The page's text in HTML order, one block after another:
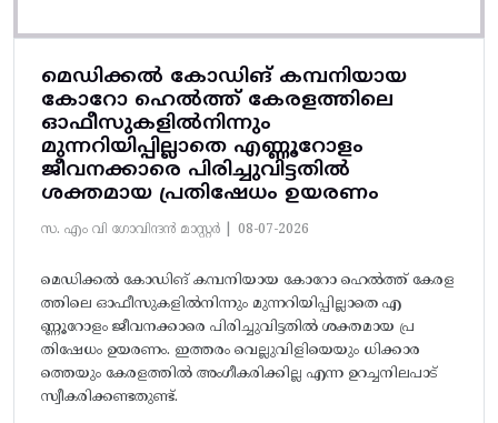
മെഡിക്കൽ കോഡിങ് കമ്പനിയായ
കോറോ ഹെൽത്ത് കേരളത്തിലെ
ഓഫീസുകളിൽനിന്നും
മുന്നറിയിപ്പില്ലാതെ എണ്ണൂറോളം
ജീവനക്കാരെ പിരിച്ചുവിട്ടതിൽ‌
ശക്തമായ പ്രതിഷേധം ഉയരണം
സ. എം വി ഗോവിന്ദൻ മാസ്റ്റർ | 08-07-2026
മെഡിക്കൽ കോഡിങ് കമ്പനിയായ കോറോ ഹെൽത്ത് കേരള
ത്തിലെ ഓഫീസുകളിൽനിന്നും മുന്നറിയിപ്പില്ലാതെ എ
ണ്ണൂറോളം ജീവനക്കാരെ പിരിച്ചുവിട്ടതിൽ‌ ശക്തമായ പ്ര
തിഷേധം ഉയരണം. ഇത്തരം വെല്ലുവിളിയെയും ധിക്കാര
ത്തെയും കേരളത്തിൽ അം​ഗീകരിക്കില്ല എന്ന ഉറച്ചനിലപാട്
സ്വീകരിക്കണ്ടതുണ്ട്.